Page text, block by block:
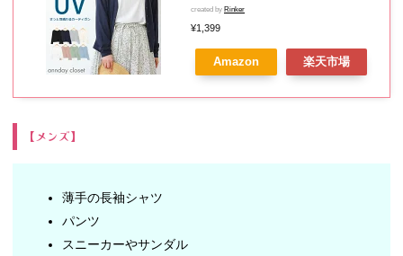
ン UVカットトップス 羽織り UV
長袖 冷房対策 エアコン対策 日焼
け対策 オフィスカジュアル 黒 綿
混天竺 返品交換不可 メール便可
created by Rinker
¥1,399
Amazon 楽天市場
【メンズ】
薄手の長袖シャツ
パンツ
スニーカーやサンダル